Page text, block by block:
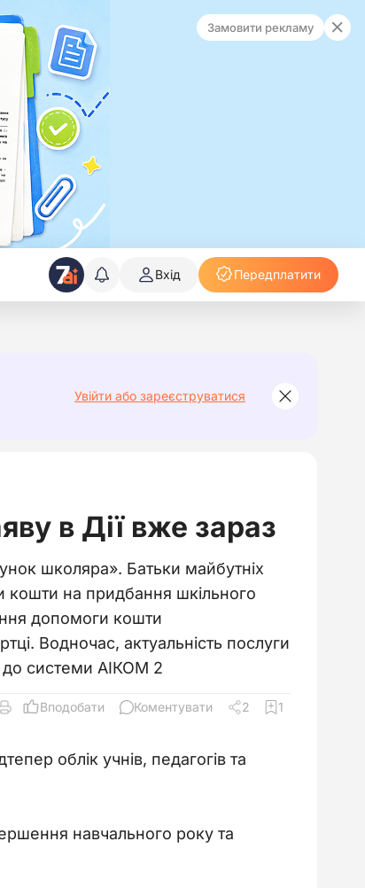
Замовити рекламу
Вхід Передплатити
Увійти або зареєструватися
в Дії вже зараз
школяра». Батьки майбутніх
кошти на придбання шкільного
допомоги кошти
Водночас, актуальність послуги
до системи АІКОМ 2
Вподобати Коментувати 2 1
облік учнів, педагогів та
навчального року та